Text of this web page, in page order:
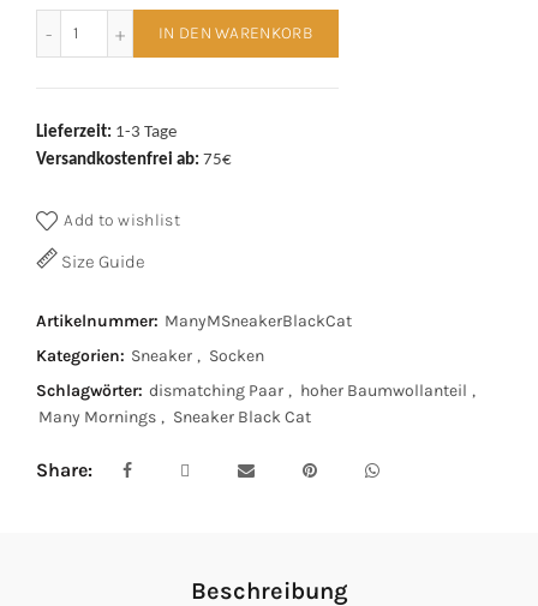
IN DEN WARENKORB
Lieferzeit: 1-3 Tage
Versandkostenfrei ab: 75€
Add to wishlist
Size Guide
Artikelnummer: ManyMSneakerBlackCat
Kategorien: Sneaker , Socken
Schlagwörter: dismatching Paar , hoher Baumwollanteil ,
Many Mornings , Sneaker Black Cat
Share
Beschreibung